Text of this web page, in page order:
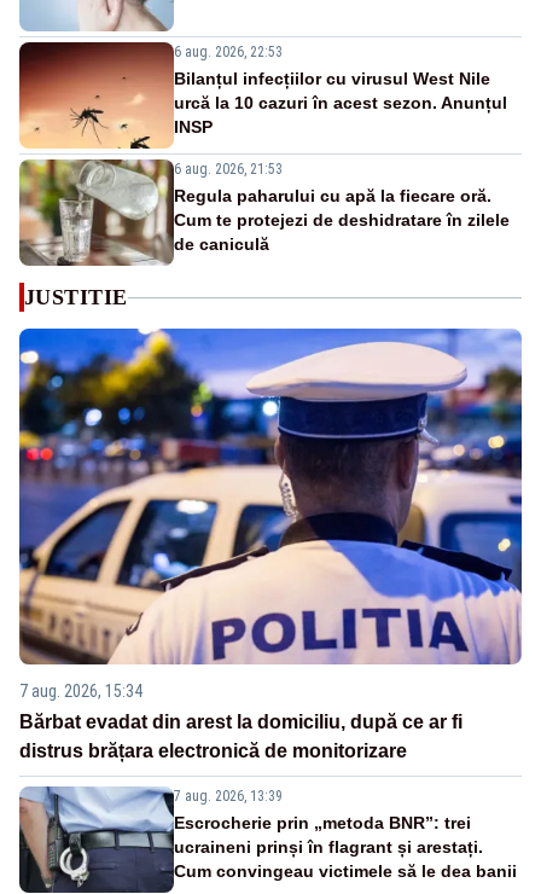
6 aug. 2026, 22:53
Bilanțul infecțiilor cu virusul West Nile
urcă la 10 cazuri în acest sezon. Anunțul
INSP
6 aug. 2026, 21:53
Regula paharului cu apă la fiecare oră.
Cum te protejezi de deshidratare în zilele
de caniculă
JUSTITIE
7 aug. 2026, 15:34
Bărbat evadat din arest la domiciliu, după ce ar fi
distrus brățara electronică de monitorizare
7 aug. 2026, 13:39
Escrocherie prin „metoda BNR”: trei
ucraineni prinși în flagrant și arestați.
Cum convingeau victimele să le dea banii